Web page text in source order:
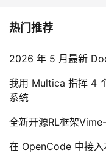
热门推荐
2026 年 5 月最新
我用 Multica 指挥 4
系统
全新开源RL框架
在 OpenCode 中接